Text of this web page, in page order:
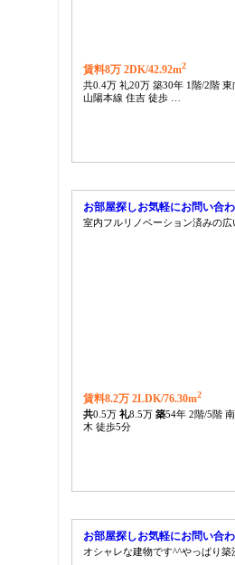
賃料8万 2DK/42.92m2
共0.4万 礼20万 築30年 1階/2階 東
山陽本線 住吉 徒歩 …
お部屋探しお気軽にお問い合
室内フルリノベーション済みの
賃料8.2万 2LDK/76.30m2
共0.5万 礼8.5万 築54年 2階/5階
木 徒歩5分
お部屋探しお気軽にお問い合
オシャレな建物です^^やっぱり築